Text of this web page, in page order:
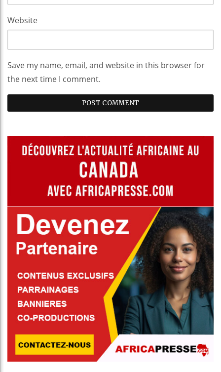
Website
Save my name, email, and website in this browser for
the next time I comment.